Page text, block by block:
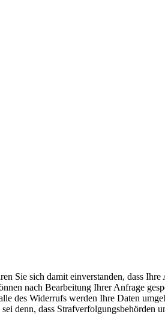
Sie sich damit einverstanden, dass
nach Bearbeitung Ihrer Anfrage
des Widerrufs werden Ihre Daten
denn, dass